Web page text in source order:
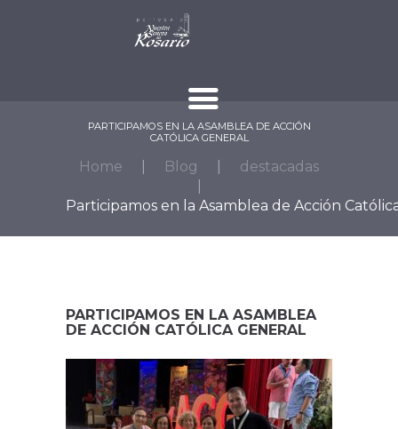
PARTICIPAMOS EN LA ASAMBLEA DE ACCIÓN
CATÓLICA GENERAL
Home Blog destacadas
Participamos en la Asamblea de Acción
PARTICIPAMOS EN LA ASAMBLEA
DE ACCIÓN CATÓLICA GENERAL